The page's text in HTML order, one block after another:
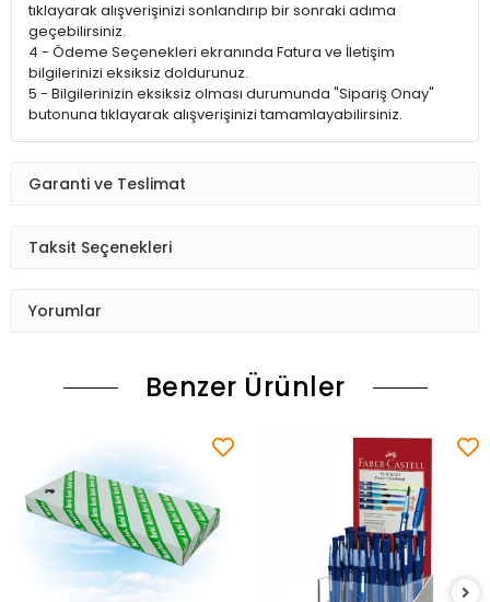
tıklayarak alışverişinizi sonlandırıp bir sonraki adıma
geçebilirsiniz.
4 - Ödeme Seçenekleri ekranında Fatura ve İletişim
bilgilerinizi eksiksiz doldurunuz.
5 - Bilgilerinizin eksiksiz olması durumunda "Sipariş Onay"
butonuna tıklayarak alışverişinizi tamamlayabilirsiniz.
Garanti ve Teslimat
Taksit Seçenekleri
Yorumlar
Benzer Ürünler